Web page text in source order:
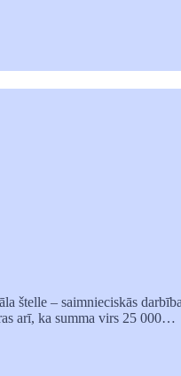
štelle – saimnieciskās
arī, ka summa virs 25 000…